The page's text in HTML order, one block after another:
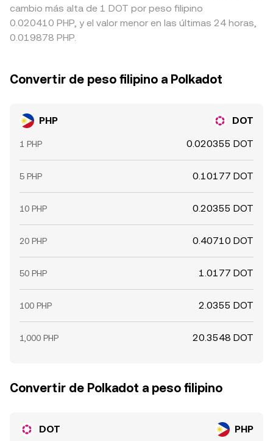
cambio más alta de 1 DOT por peso filipino
0.020410 PHP, y el valor menor en las últimas 24 horas,
0.019878 PHP.
Convertir de peso filipino a Polkadot
PHP DOT
1 PHP 0.020355 DOT
5 PHP 0.10177 DOT
10 PHP 0.20355 DOT
20 PHP 0.40710 DOT
50 PHP 1.0177 DOT
100 PHP 2.0355 DOT
1,000 PHP 20.3548 DOT
Convertir de Polkadot a peso filipino
DOT PHP